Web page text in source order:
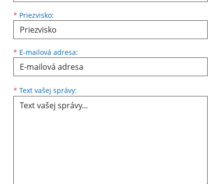
* Priezvisko:
* E-mailová adresa:
* Text vašej správy: